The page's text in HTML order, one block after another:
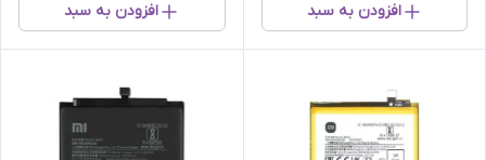
افزودن به سبد افزودن به سبد